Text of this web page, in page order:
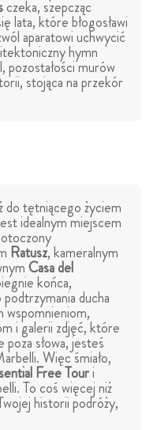
czeka, szepcząc
lata, które błogosławi
aparatowi uchwycić
hymn
pozostałości murów
stojąca na przekór
do tętniącego życiem
idealnym miejscem
Ratusz, kameralnym
Casa del
końca,
ducha
wspomnieniom,
i galerii zdjęć, które
słowa, jesteś
Więc śmiało,
Free Touri
To coś więcej niż
historii podróży,